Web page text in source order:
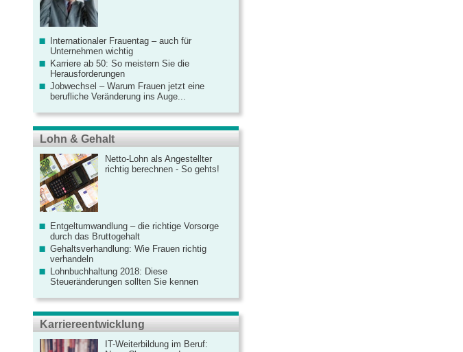
Internationaler Frauentag – auch für
Unternehmen wichtig
Karriere ab 50: So meistern Sie die
Herausforderungen
Jobwechsel – Warum Frauen jetzt eine
berufliche Veränderung ins Auge...
Lohn & Gehalt
Netto-Lohn als Angestellter
richtig berechnen - So gehts!
Entgeltumwandlung – die richtige Vorsorge
durch das Bruttogehalt
Gehaltsverhandlung: Wie Frauen richtig
verhandeln
Lohnbuchhaltung 2018: Diese
Steueränderungen sollten Sie kennen
Karriereentwicklung
IT-Weiterbildung im Beruf: